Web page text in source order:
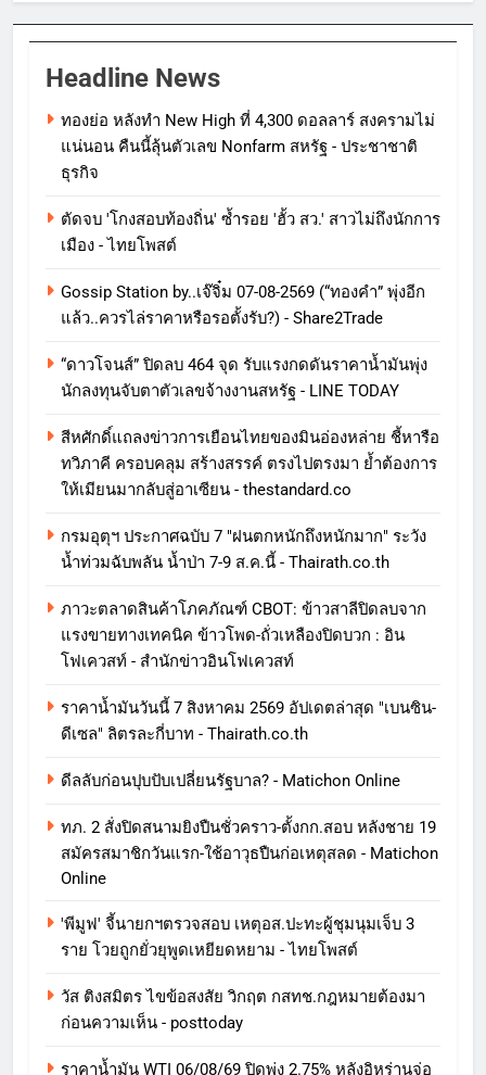
Headline News
ทองย่อ หลังทำ New High ที่ 4,300 ดอลลาร์ สงครามไม่
แน่นอน คืนนี้ลุ้นตัวเลข Nonfarm สหรัฐ - ประชาชาติ
ธุรกิจ
ตัดจบ 'โกงสอบท้องถิ่น' ซ้ำรอย 'ฮั้ว สว.' สาวไม่ถึงนักการ
เมือง - ไทยโพสต์
Gossip Station by..เจ๊จิ๋ม 07-08-2569 (“ทองคำ” พุ่งอีก
แล้ว..ควรไล่ราคาหรือรอตั้งรับ?) - Share2Trade
“ดาวโจนส์” ปิดลบ 464 จุด รับแรงกดดันราคาน้ำมันพุ่ง
นักลงทุนจับตาตัวเลขจ้างงานสหรัฐ - LINE TODAY
สีหศักดิ์แถลงข่าวการเยือนไทยของมินอ่องหล่าย ชี้หารือ
ทวิภาคี ครอบคลุม สร้างสรรค์ ตรงไปตรงมา ย้ำต้องการ
ให้เมียนมากลับสู่อาเซียน - thestandard.co
กรมอุตุฯ ประกาศฉบับ 7 "ฝนตกหนักถึงหนักมาก" ระวัง
น้ำท่วมฉับพลัน น้ำป่า 7-9 ส.ค.นี้ - Thairath.co.th
ภาวะตลาดสินค้าโภคภัณฑ์ CBOT: ข้าวสาลีปิดลบจาก
แรงขายทางเทคนิค ข้าวโพด-ถั่วเหลืองปิดบวก : อิน
โฟเควสท์ - สำนักข่าวอินโฟเควสท์
ราคาน้ำมันวันนี้ 7 สิงหาคม 2569 อัปเดตล่าสุด "เบนซิน-
ดีเซล" ลิตรละกี่บาท - Thairath.co.th
ดีลลับก่อนปุบปับเปลี่ยนรัฐบาล? - Matichon Online
ทภ. 2 สั่งปิดสนามยิงปืนชั่วคราว-ตั้งกก.สอบ หลังชาย 19
สมัครสมาชิกวันแรก-ใช้อาวุธปืนก่อเหตุสลด - Matichon
Online
'พีมูฟ' จี้นายกฯตรวจสอบ เหตุอส.ปะทะผู้ชุมนุมเจ็บ 3
ราย โวยถูกยั่วยุพูดเหยียดหยาม - ไทยโพสต์
วัส ติงสมิตร ไขข้อสงสัย วิกฤต กสทช.กฎหมายต้องมา
ก่อนความเห็น - posttoday
ราคาน้ำมัน WTI 06/08/69 ปิดพุ่ง 2.75% หลังอิหร่านจ่อ